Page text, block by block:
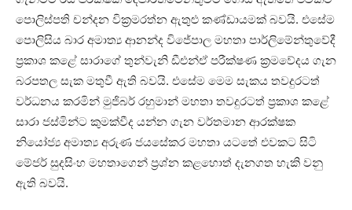
පොලිස්පති චන්දන වික්‍රමරත්න ඇතුළු කණ්ඩායමක් බවයි. එසේම
පොලිසිය බාර අමාත්‍ය ආනන්ද විජේපාල මහතා පාර්ලිමේන්තුවේදී
ප්‍රකාශ කළේ සාරාගේ තුන්වැනි ඩීඑන්ඒ පරීක්ෂණ ක්‍රමවේදය ගැන
බරපතල සැක මතුවී ඇති බවයි. එසේම මෙම සැකය තවදුරටත්
වර්ධනය කරමින් මුජිබර් රහුමාන් මහතා තවදුරටත් ප්‍රකාශ කළේ
සාරා ජස්මින්ට කුමක්වීද යන්න ගැන වර්තමාන ආරක්ෂක
නියෝජ්‍ය අමාත්‍ය අරුණ ජයසේකර මහතා යටතේ එවකට සිටි
මේජර් සුදසිංහ මහතාගෙන් ප්‍රශ්න කළහොත් දැනගත හැකි වනු
ඇති බවයි.